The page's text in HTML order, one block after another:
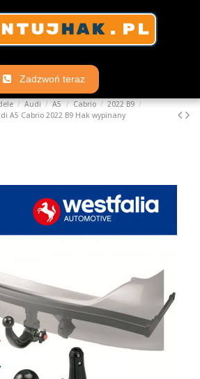
Zadzwoń teraz
Audi A5 Cabrio
2022 B9
A5 Cabrio 2022 B9 Hak wypinany